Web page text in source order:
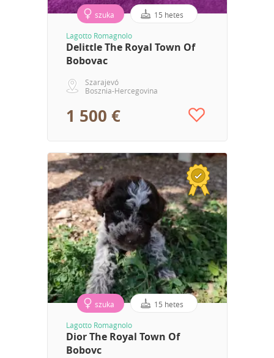
szuka 15 hetes
Lagotto Romagnolo
Delittle The Royal Town Of
Bobovac
Szarajevó
Bosznia-Hercegovina
1 500 €
szuka 15 hetes
Lagotto Romagnolo
Dior The Royal Town Of
Bobovc